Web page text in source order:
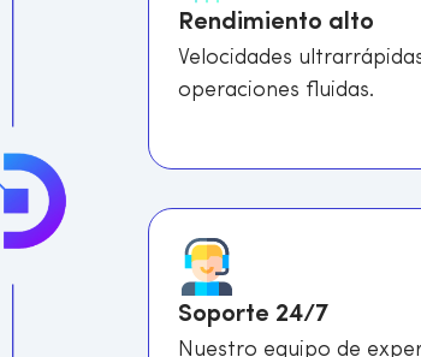
Rendimiento alto
Velocidades
operaciones fluidas.
Soporte 24/7
Nuestro equipo de